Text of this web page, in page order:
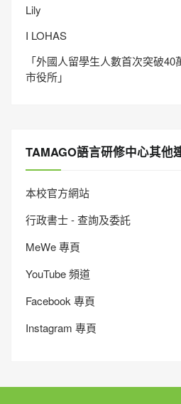
Lily
I LOHAS
「外國人留學生人數首次突破
市役所」
TAMAGO語言研修中心其他
本校官方網站
行政書士 - 查詢及委託
MeWe 專頁
YouTube 頻道
Facebook 專頁
Instagram 專頁